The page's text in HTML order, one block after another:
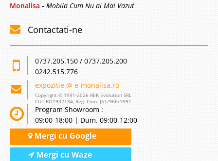
Monalisa - Mobila Cum Nu ai Mai Vazut
Contactati-ne
0737.205.150 / 0737.205.200
0242.515.776
expozitie @ e-monalisa.ro
Copyright © 1991-2026 REK Evolution SRL
CUI: RO1932134, Reg. Com. J51/966/1991
Program Showroom :
09:00-18:00 | Dum. 09:00-12:00
Mergi cu Google
Mergi cu Waze